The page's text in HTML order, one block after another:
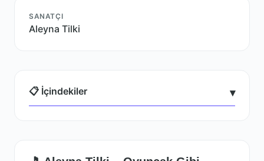
SANATÇI
Aleyna Tilki
📋 İçindekiler ▾